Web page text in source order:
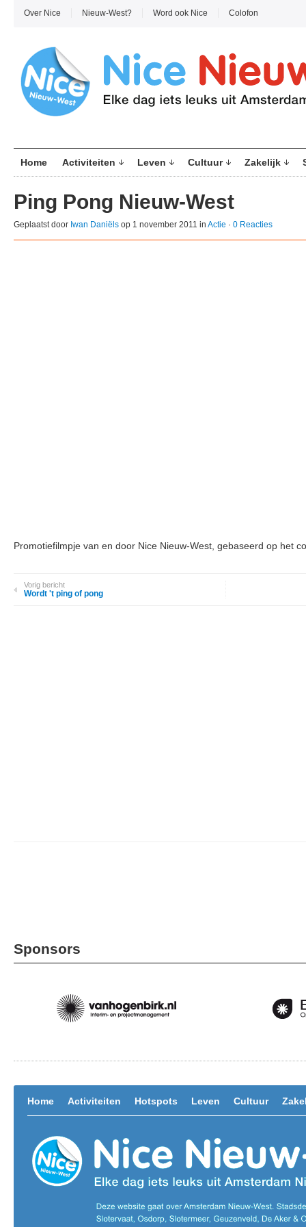
Over Nice Nieuw-West? Word ook Nice Colofon
Home Activiteiten Leven Cultuur Zakelijk
Ping Pong Nieuw-West
Geplaatst door Iwan Daniëls op 1 november 2011 in Actie · 0 Reacties
Promotiefilmpje van en door Nice Nieuw-West, gebaseerd op het
Vorig bericht
Wordt 't ping of pong
Sponsors
Home Activiteiten Hotspots Leven Cultuur